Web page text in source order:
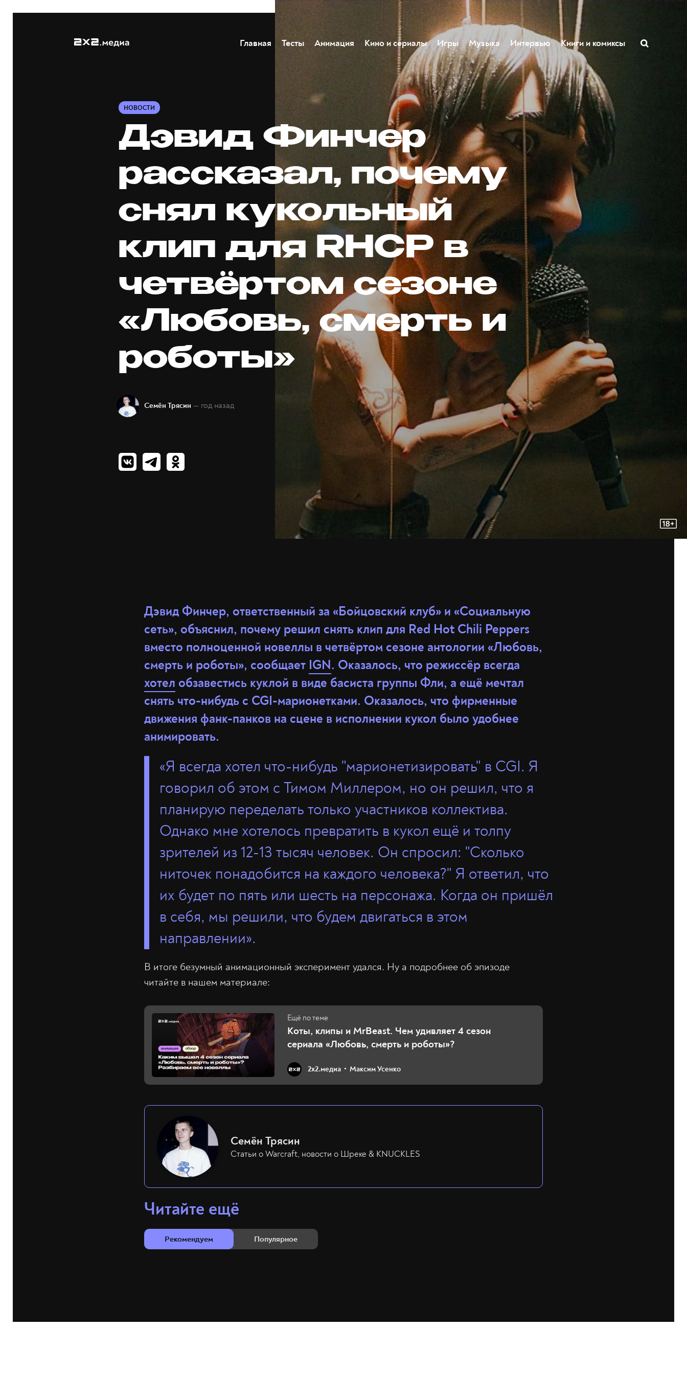
Главная Тесты Анимация Кино и сериалы Игры Музыка Интервью Книги и комиксы
НОВОСТИ
Дэвид Финчер
рассказал, почему
снял кукольный
клип для RHCP в
четвёртом сезоне
«Любовь, смерть и
роботы»
Семён Трясин — год назад
Дэвид Финчер, ответственный за «Бойцовский клуб» и «Социальную
сеть», объяснил, почему решил снять клип для Red Hot Chili Peppers
вместо полноценной новеллы в четвёртом сезоне антологии «Любовь,
смерть и роботы», сообщает IGN. Оказалось, что режиссёр всегда
хотел обзавестись куклой в виде басиста группы Фли, а ещё мечтал
снять что-нибудь с CGI-марионетками. Оказалось, что фирменные
движения фанк-панков на сцене в исполнении кукол было удобнее
анимировать.
«Я всегда хотел что-нибудь "марионетизировать" в CGI. Я
говорил об этом с Тимом Миллером, но он решил, что я
планирую переделать только участников коллектива.
Однако мне хотелось превратить в кукол ещё и толпу
зрителей из 12-13 тысяч человек. Он спросил: "Сколько
ниточек понадобится на каждого человека?" Я ответил, что
их будет по пять или шесть на персонажа. Когда он пришёл
в себя, мы решили, что будем двигаться в этом
направлении».
В итоге безумный анимационный эксперимент удался. Ну а подробнее об эпизоде
читайте в нашем материале:
Коты, клипы и MrBeast. Чем удивляет 4 сезон
сериала «Любовь, смерть и роботы»?
2х2.медиа Максим Усенко
Семён Трясин
Статьи о Warcraft, новости о Шреке & KNUCKLES
Читайте ещё
Рекомендуем Популярное